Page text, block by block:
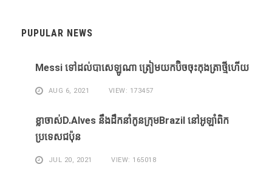
PUPULAR NEWS
Messi ​ទៅ​ដល់​បាសេឡូណា ​ត្រៀម​យក​ប៊ិច​ចុះ​កុងត្រា​ថ្មី​ហើយ​
AUG 6, 2021 VIEW: 173457
ខ្លា​ចាស់D.Alves ​នឹង​ដឹក​នាំ​កូន​ក្រុម​Brazil ​នៅ​អូឡាំពិក​
ប្រទេស​ជប៉ុន​
JUL 20, 2021 VIEW: 165018